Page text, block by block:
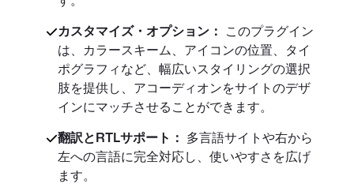
カスタマイズ・オプション： このプラグイン
は、カラースキーム、アイコンの位置、タイ
ポグラフィなど、幅広いスタイリングの選択
肢を提供し、アコーディオンをサイトのデザ
インにマッチさせることができます。
翻訳とRTLサポート： 多言語サイトや右から
左への言語に完全対応し、使いやすさを広げ
ます。